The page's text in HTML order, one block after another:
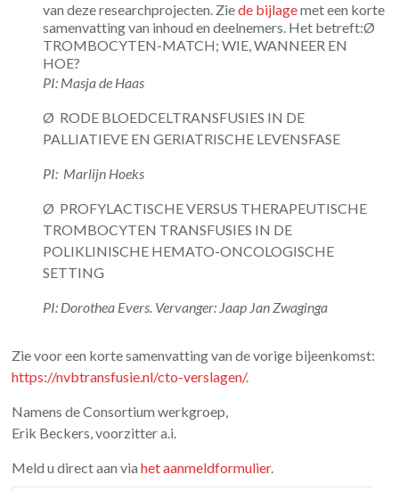
van deze researchprojecten. Ziede bijlagemet een korte
samenvatting van inhoud en deelnemers. Het betreft:Ø
TROMBOCYTEN-MATCH; WIE, WANNEER EN
HOE?
PI: Masja de Haas
Ø RODE BLOEDCELTRANSFUSIES IN DE
PALLIATIEVE EN GERIATRISCHE LEVENSFASE
PI: Marlijn Hoeks
Ø PROFYLACTISCHE VERSUS THERAPEUTISCHE
TROMBOCYTEN TRANSFUSIES IN DE
POLIKLINISCHE HEMATO-ONCOLOGISCHE
SETTING
PI: Dorothea Evers. Vervanger: Jaap Jan Zwaginga
Zie voor een korte samenvatting van de vorige bijeenkomst:
https://nvbtransfusie.nl/cto-verslagen/.
Namens de Consortium werkgroep,
Erik Beckers, voorzitter a.i.
Meld u direct aan viahet aanmeldformulier.